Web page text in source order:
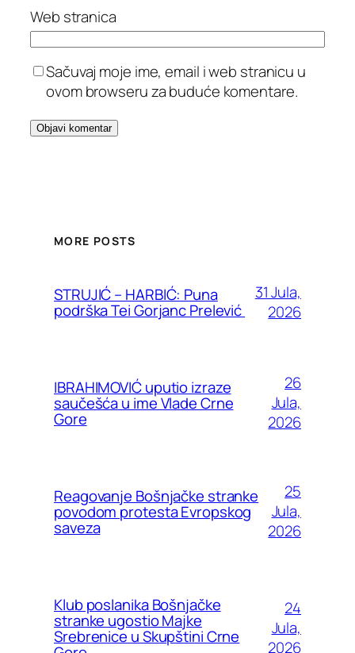
Web stranica
Sačuvaj moje ime, email i web stranicu u
ovom browseru za buduće komentare.
MORE POSTS
STRUJIĆ – HARBIĆ: Puna
podrška Tei Gorjanc Prelević
31 Jula,
2026
IBRAHIMOVIĆ uputio izraze
saučešća u ime Vlade Crne
Gore
26
Jula,
2026
Reagovanje Bošnjačke stranke
povodom protesta Evropskog
saveza
25
Jula,
2026
Klub poslanika Bošnjačke
stranke ugostio Majke
Srebrenice u Skupštini Crne
24
Jula,
2026